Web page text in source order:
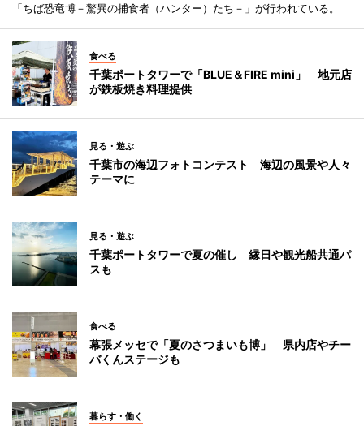
「ちば恐竜博－驚異の捕食者（ハンター）たち－」が行われている。
食べる
千葉ポートタワーで「BLUE＆FIRE mini」 地元店
が鉄板焼き料理提供
見る・遊ぶ
千葉市の海辺フォトコンテスト 海辺の風景や人々
テーマに
見る・遊ぶ
千葉ポートタワーで夏の催し 縁日や観光船共通パ
スも
食べる
幕張メッセで「夏のさつまいも博」 県内店やチー
バくんステージも
暮らす・働く